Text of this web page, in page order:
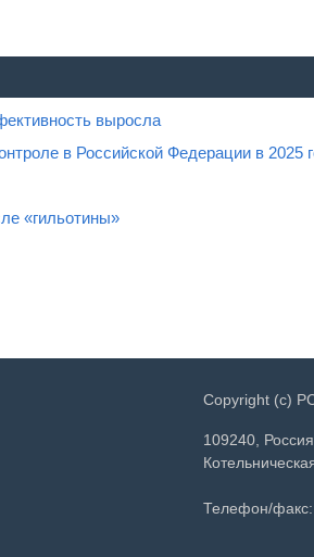
выросла
в Российской Федерации в 2025
«гильотины»
Copyright (c)
109240,
Телефон/